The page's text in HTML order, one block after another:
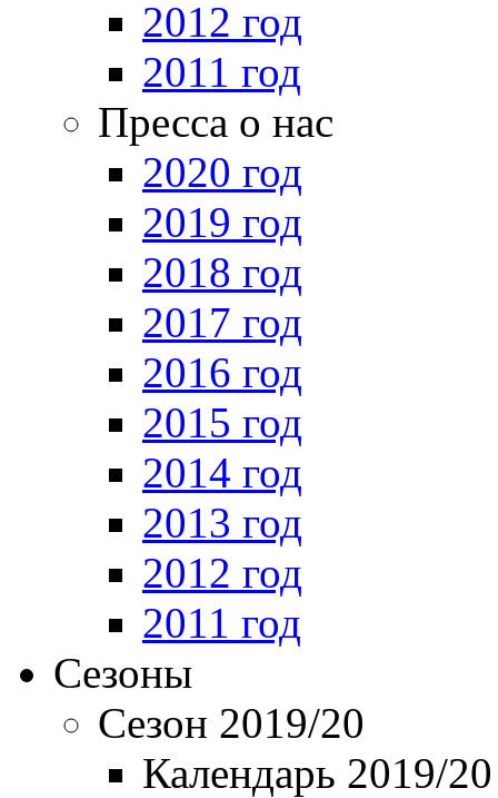
2012 год
2011 год
Пресса о нас
2020 год
2019 год
2018 год
2017 год
2016 год
2015 год
2014 год
2013 год
2012 год
2011 год
Сезоны
Сезон 2019/20
Календарь 2019/20